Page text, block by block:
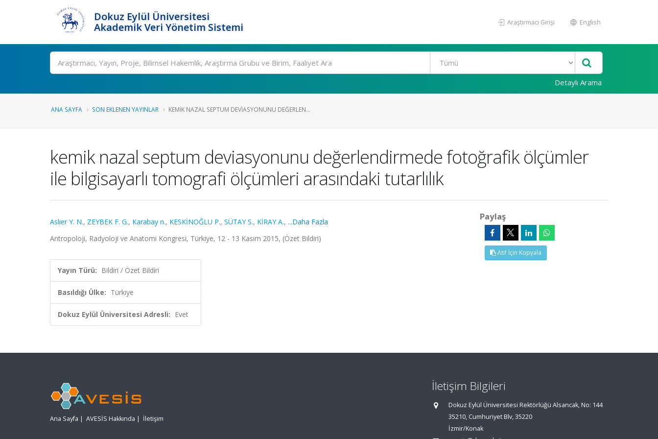
Dokuz Eylül Üniversitesi
Akademik Veri Yönetim Sistemi
Araştırmacı Girişi English
Ara
Detaylı Arama
ANA SAYFA SON EKLENEN YAYINLAR KEMIK NAZAL SEPTUM DEVIASYONUNU DEĞERLEN...
kemik nazal septum deviasyonunu değerlendirmede fotoğrafik ölçümler
ile bilgisayarlı tomografi ölçümleri arasındaki tutarlılık
Aslıer Y. N., ZEYBEK F. G., Karabay n., KESKİNOĞLU P., SÜTAY S., KİRAY A., ...Daha Fazla
Antropoloji, Radyoloji ve Anatomi Kongresi, Türkiye, 12 - 13 Kasım 2015, (Özet Bildiri)
Yayın Türü: Bildiri / Özet Bildiri
Basıldığı Ülke: Türkiye
Dokuz Eylül Üniversitesi Adresli: Evet
Paylaş
Atıf İçin Kopyala
Ana Sayfa | AVESİS Hakkında | İletişim
İletişim Bilgileri
Dokuz Eylül Üniversitesi Rektörlüğü Alsancak, No: 144
35210, Cumhuriyet Blv, 35220
İzmir/Konak